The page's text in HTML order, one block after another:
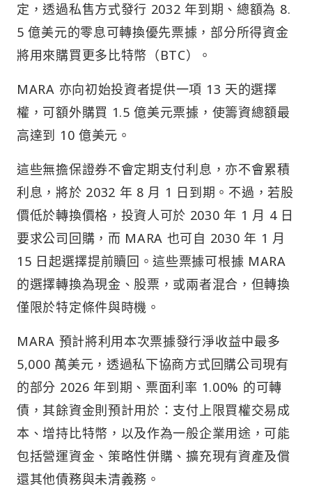
定，透過私售方式發行 2032 年到期、總額為 8.
5 億美元的零息可轉換優先票據，部分所得資金
將用來購買更多比特幣（BTC）。
MARA 亦向初始投資者提供一項 13 天的選擇
權，可額外購買 1.5 億美元票據，使籌資總額最
高達到 10 億美元。
這些無擔保證券不會定期支付利息，亦不會累積
利息，將於 2032 年 8 月 1 日到期。不過，若股
價低於轉換價格，投資人可於 2030 年 1 月 4 日
要求公司回購，而 MARA 也可自 2030 年 1 月
15 日起選擇提前贖回。這些票據可根據 MARA
的選擇轉換為現金、股票，或兩者混合，但轉換
僅限於特定條件與時機。
MARA 預計將利用本次票據發行淨收益中最多
5,000 萬美元，透過私下協商方式回購公司現有
的部分 2026 年到期、票面利率 1.00% 的可轉
債，其餘資金則預計用於：支付上限買權交易成
本、增持比特幣，以及作為一般企業用途，可能
包括營運資金、策略性併購、擴充現有資產及償
還其他債務與未清義務。